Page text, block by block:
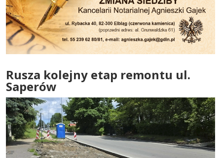
Rusza kolejny etap remontu ul.
Saperów